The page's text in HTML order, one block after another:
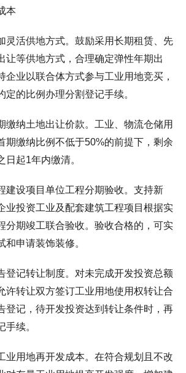
本
灵活供地方式。鼓励采用长期租赁、先
让等供地方式，合理确定弹性年期出
企业以联合体方式参与工业用地竞买，
定的比例办理分割登记手续。
缴纳土地出让价款。工业、物流仓储用
期缴纳比例不低于50%的前提下，剩余
日起1年内缴清。
建设项目单位工程分期验收。支持新
业投资工业及配套建筑工程项目根据实
分期竣工联合验收。验收合格的，可实
和申请装饰装修。
登记转让制度。对未完成开发投资总额
许转让双方签订工业用地使用权转让合
登记，待开发投资达到转让条件时，再
手续。
业用地再开发成本。在符合规划且不改